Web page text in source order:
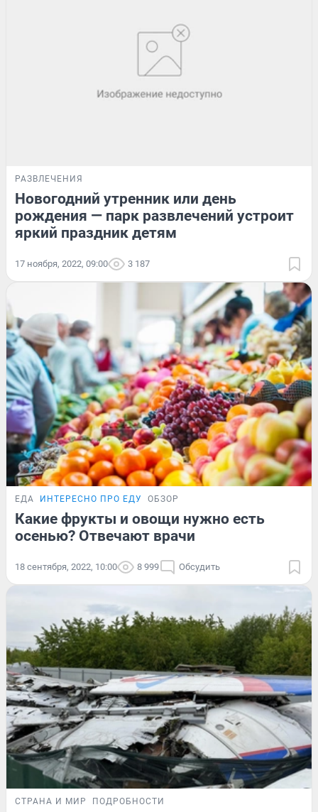
РАЗВЛЕЧЕНИЯ
Новогодний утренник или день
рождения — парк развлечений устроит
яркий праздник детям
17 ноября, 2022, 09:00 3 187
ЕДА ИНТЕРЕСНО ПРО ЕДУ ОБЗОР
Какие фрукты и овощи нужно есть
осенью? Отвечают врачи
18 сентября, 2022, 10:00 8 999 Обсудить
СТРАНА И МИР ПОДРОБНОСТИ